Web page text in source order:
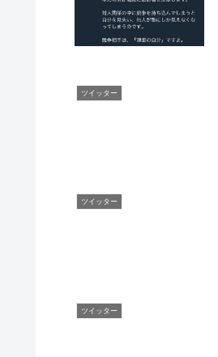
ツイッター
ツイッター
ツイッター